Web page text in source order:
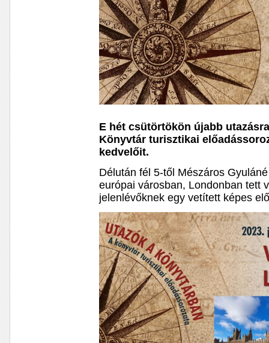
E hét csütörtökön újabb
Könyvtár turisztikai
kedvelőit.
Délután fél 5-től Mészáros
európai városban, Londonban tett
jelenlévőknek egy vetített képes